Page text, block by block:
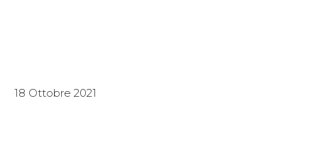
18 Ottobre 2021